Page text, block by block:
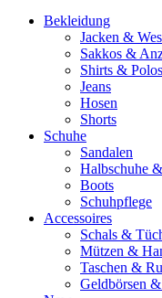
Bekleidung
Jacken &
Sakkos &
Shirts & Polos
Jeans
Hosen
Shorts
Schuhe
Sandalen
Halbschuhe
Boots
Schuhpflege
Accessoires
Schals &
Mützen &
Taschen &
Geldbörsen